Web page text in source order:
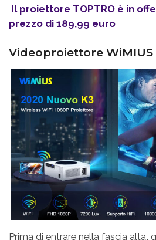
Il proiettore TOPTRO è in
prezzo di 189,99 euro
Videoproiettore WiMIUS
Prima di entrare nella fascia alta,